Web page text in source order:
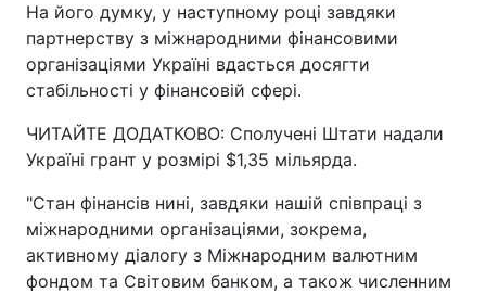
На його думку, у наступному році завдяки
партнерству з міжнародними фінансовими
організаціями Україні вдасться досягти
стабільності у фінансовій сфері.
ЧИТАЙТЕ ДОДАТКОВО: Сполучені Штати надали
Україні грант у розмірі $1,35 мільярда.
"Стан фінансів нині, завдяки нашій співпраці з
міжнародними організаціями, зокрема,
активному діалогу з Міжнародним валютним
фондом та Світовим банком, а також численним